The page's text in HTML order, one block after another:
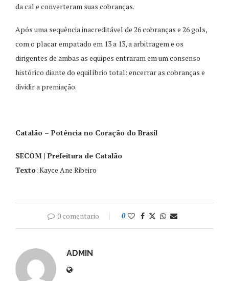
da cal e converteram suas cobranças.
Após uma sequência inacreditável de 26 cobranças e 26 gols,
com o placar empatado em 13 a 13, a arbitragem e os
dirigentes de ambas as equipes entraram em um consenso
histórico diante do equilíbrio total: encerrar as cobranças e
dividir a premiação.
Catalão – Potência no Coração do Brasil
SECOM | Prefeitura de Catalão
Texto: Kayce Ane Ribeiro
0 comentario 0
ADMIN